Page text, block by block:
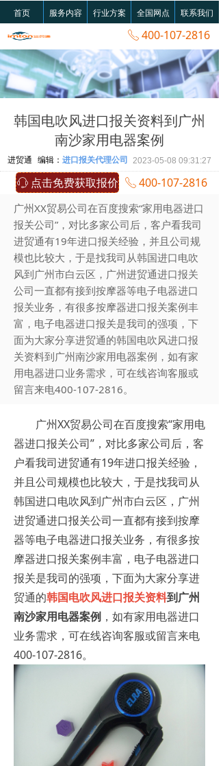
ꂅ 400-107-2816
首页 服务内容 行业方案 全国网点 联系我们
韩国电吹风进口报关资料到广州
南沙家用电器案例
广州XX贸易公司在百度搜索“家用电器进口
报关公司”，对比多家公司后，客户看我司
进贸通有19年进口报关经验，并且公司规
模也比较大，于是找我司从韩国进口电吹
风到广州市白云区，广州进贸通进口报关
公司一直都有接到按摩器等电子电器进口
报关业务，有很多按摩器进口报关案例丰
富，电子电器进口报关是我司的强项，下
面为大家分享进贸通的韩国电吹风进口报
关资料到广州南沙家用电器案例，如有家
用电器进口业务需求，可在线咨询客服或
留言来电400-107-2816。
2023-05-08 09:31:27
广州XX贸易公司在百度搜索“家用电
器进口报关公司”，对比多家公司后，客
户看我司进贸通有19年进口报关经验，
并且公司规模也比较大，于是找我司从
韩国进口电吹风到广州市白云区，广州
进贸通进口报关公司一直都有接到按摩
器等电子电器进口报关业务，有很多按
摩器进口报关案例丰富，电子电器进口
报关是我司的强项，下面为大家分享进
贸通的韩国电吹风进口报关资料到广州
南沙家用电器案例 ，如有家用电器进口
业务需求，可在线咨询客服或留言来电
400-107-2816。
进贸通 编辑： 进口报关代理公司
ꁱ 点击免费获取报价 ꂅ 400-107-2816